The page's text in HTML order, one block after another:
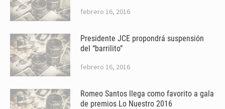
febrero 16, 2016
Presidente JCE propondrá suspensión
del “barrilito”
febrero 16, 2016
Romeo Santos llega como favorito a gala
de premios Lo Nuestro 2016